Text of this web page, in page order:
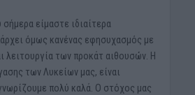
είμαστε ιδιαίτερα
όμως κανένας εφησυχασμός με
λειτουργία των προκάτ αιθουσών. Η
των Λυκείων μας, είναι
πολύ καλά. Ο στόχος μας